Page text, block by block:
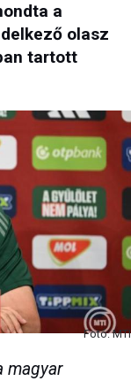
a
olasz
tartott
Fotó: MTI
magyar